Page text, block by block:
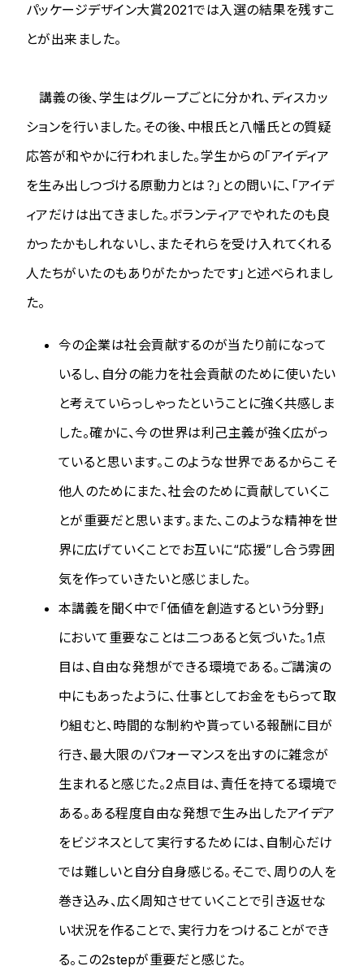
パッケージデザイン大賞2021では入選の結果を残すこ
とが出来ました。
講義の後、学生はグループごとに分かれ、ディスカッ
ションを行いました。その後、中根氏と八幡氏との質疑
応答が和やかに行われました。学生からの「アイディア
を生み出しつづける原動力とは？」との問いに、「アイデ
ィアだけは出てきました。ボランティアでやれたのも良
かったかもしれないし、またそれらを受け入れてくれる
人たちがいたのもありがたかったです」と述べられまし
た。
今の企業は社会貢献するのが当たり前になって
いるし、自分の能力を社会貢献のために使いたい
と考えていらっしゃったということに強く共感しま
した。確かに、今の世界は利己主義が強く広がっ
ていると思います。このような世界であるからこそ
他人のためにまた、社会のために貢献していくこ
とが重要だと思います。また、このような精神を世
界に広げていくことでお互いに“応援”し合う雰囲
気を作っていきたいと感じました。
本講義を聞く中で「価値を創造するという分野」
において重要なことは二つあると気づいた。1点
目は、自由な発想ができる環境である。ご講演の
中にもあったように、仕事としてお金をもらって取
り組むと、時間的な制約や貰っている報酬に目が
行き、最大限のパフォーマンスを出すのに雑念が
生まれると感じた。2点目は、責任を持てる環境で
ある。ある程度自由な発想で生み出したアイデア
をビジネスとして実行するためには、自制心だけ
では難しいと自分自身感じる。そこで、周りの人を
巻き込み、広く周知させていくことで引き返せな
い状況を作ることで、実行力をつけることができ
る。この2stepが重要だと感じた。